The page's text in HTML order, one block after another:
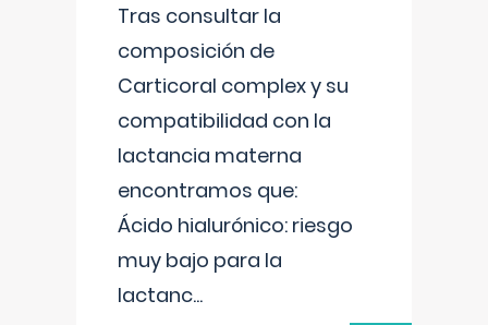
Tras consultar la
composición de
Carticoral complex y su
compatibilidad con la
lactancia materna
encontramos que:
Ácido hialurónico: riesgo
muy bajo para la
lactanc...